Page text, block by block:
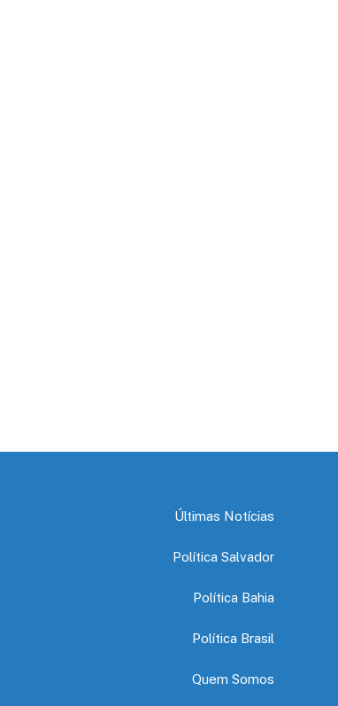
Últimas Notícias
Política Salvador
Política Bahia
Política Brasil
Quem Somos